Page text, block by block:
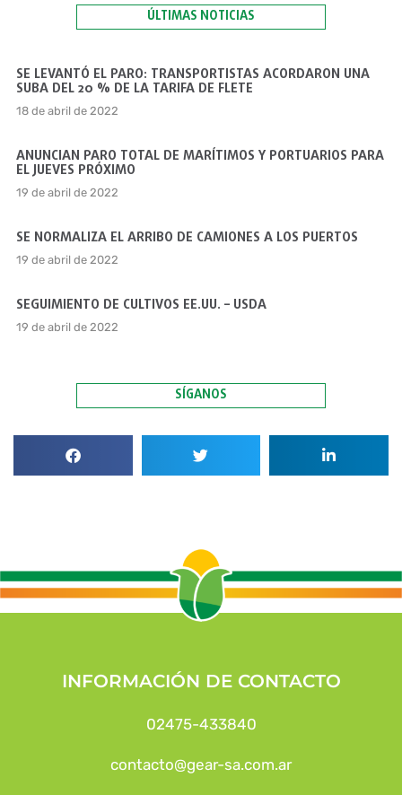
ÚLTIMAS NOTICIAS
SE LEVANTÓ EL PARO: TRANSPORTISTAS ACORDARON UNA
SUBA DEL 20 % DE LA TARIFA DE FLETE
18 de abril de 2022
ANUNCIAN PARO TOTAL DE MARÍTIMOS Y PORTUARIOS PARA
EL JUEVES PRÓXIMO
19 de abril de 2022
SE NORMALIZA EL ARRIBO DE CAMIONES A LOS PUERTOS
19 de abril de 2022
SEGUIMIENTO DE CULTIVOS EE.UU. – USDA
19 de abril de 2022
SÍGANOS
INFORMACIÓN DE CONTACTO
02475-433840
contacto@gear-sa.com.ar